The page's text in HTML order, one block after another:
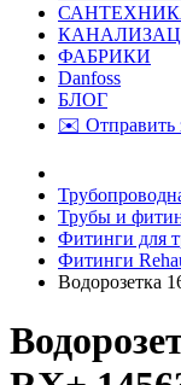
ФАБРИКИ
Danfoss
БЛОГ
✉️ Отправить
Трубы и
Фитинги для
Фитинги
Водорозетка